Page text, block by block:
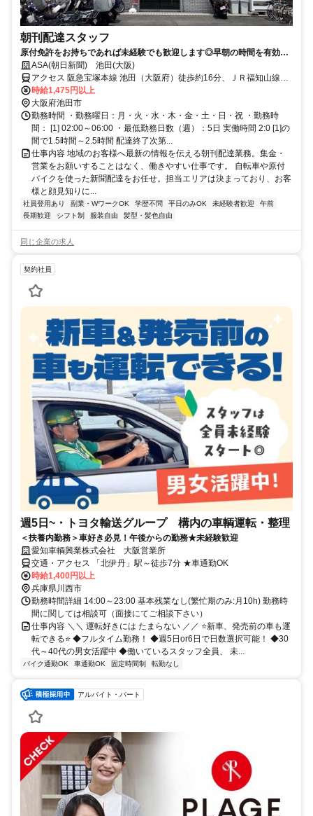
朝刊配達スタッフ
原付免許をお持ちであれば未経験でも歓迎します◎早朝の時間を有効活
用しませんか！
ASA(朝日新聞) 池田(大阪)
アクセス 阪急宝塚本線 池田（大阪府）徒歩約16分、ＪＲ福知山線
〔宝塚線〕 北伊丹北口徒歩約24分、阪急箕面線 石橋阪大前西改札口
徒歩約29分
時給1,475円以上
大阪府池田市
勤務時間 ・勤務曜日：月・火・水・木・金・土・日・祝 ・勤務時
間： [1] 02:00～06:00 ・最低勤務日数（週）：5日 実働時間 2:0 [1]の
間で1.5時間～2.5時間 配達終了次第...
仕事内容 地域のお客様へ最新の情報を伝える朝刊配達業務。集金・
営業をお願いすることはなく、働きやすい仕事です。 自転車や原付
バイクを使った新聞配達をお任せ。担当エリアは決まっており、お客
様と顔見知りに...
社員登用あり 副業・WワークOK 学歴不問 平日のみOK 未経験者歓迎
午前
長期歓迎
シフト制 服装自由 髪型・髪色自由
同じ企業の求人
契約社員
週5日~・トヨタ輸送グループ 構内の車輌運転・整理
＜扶養内勤務＞車好き必見！午後からの勤務★未経験歓迎
愛知車輌興業株式会社 大阪営業所
交通・アクセス 「北伊丹」駅～徒歩7分 ★車通勤OK
時給1,400円以上
兵庫県川西市
勤務時間詳細 14:00～23:00 基本残業なし(繁忙期のみ:月10h) 勤務時
間に関しては相談可（面接にてご相談下さい）
仕事内容 ＼＼ 運転好きには たまらない ／／ ⭐新車、発売前の車も運
転できる⭐ ◆フルタイム勤務！ ◆週5日or6日で日数選択可能！ ◆30
代～40代の男女活躍中 ◆働いているスタッフ全員、 未...
バイク通勤OK 車通勤OK 固定時間制 転勤なし
アルバイト・パート